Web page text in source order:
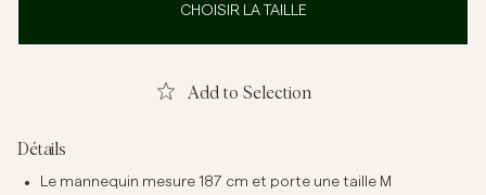
Sous-vêtements
CHOISIR LA TAILLE
Add to Selection
Détails
Le mannequin mesure 187 cm et porte une taille M